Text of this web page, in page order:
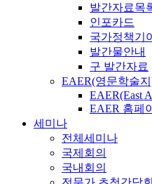
발간자료목
인포카드
국가정책기
발간물안내
구 발간자료
EAER(영문학술
EAER(East
EAER 홈페
세미나
전체세미나
국제회의
국내회의